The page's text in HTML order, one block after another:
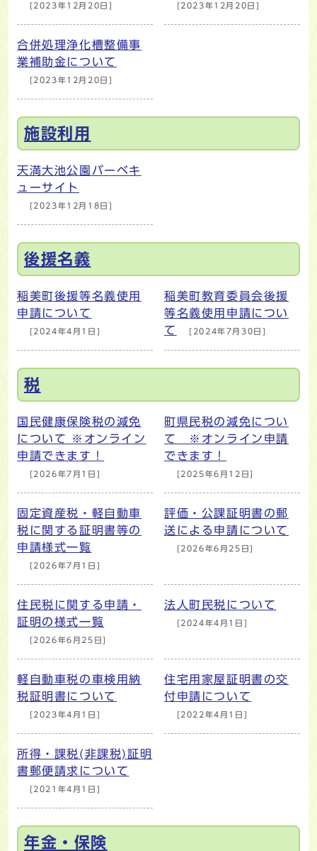
[2023年12月20日] [2023年12月20日]
合併処理浄化槽整備事
業補助金について
[2023年12月20日]
施設利用
天満大池公園バーベキ
ューサイト
[2023年12月18日]
後援名義
稲美町後援等名義使用
申請について
[2024年4月1日]
稲美町教育委員会後援
等名義使用申請につい
て
[2024年7月30日]
税
国民健康保険税の減免
について ※オンライン
申請できます！
[2026年7月1日]
町県民税の減免につい
て ※オンライン申請
できます！
[2025年6月12日]
固定資産税・軽自動車
税に関する証明書等の
申請様式一覧
[2026年7月1日]
評価・公課証明書の郵
送による申請について
[2026年6月25日]
住民税に関する申請・
証明の様式一覧
[2026年6月25日]
法人町民税について
[2024年4月1日]
軽自動車税の車検用納
税証明書について
[2023年4月1日]
住宅用家屋証明書の交
付申請について
[2022年4月1日]
所得・課税(非課税)証明
書郵便請求について
[2021年4月1日]
年金・保険